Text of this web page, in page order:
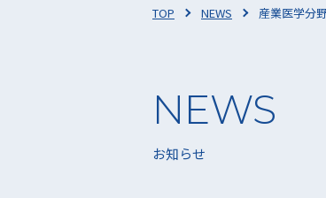
TOP NEWS 産業医学分
お知らせ